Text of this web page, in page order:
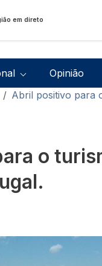
em direto
Opinião
Abril positivo para
o